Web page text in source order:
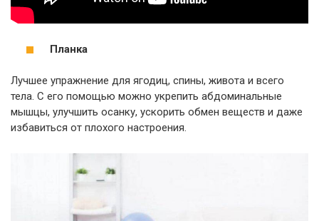
Планка
Лучшее упражнение для ягодиц, спины, живота и всего
тела. С его помощью можно укрепить абдоминальные
мышцы, улучшить осанку, ускорить обмен веществ и даже
избавиться от плохого настроения.